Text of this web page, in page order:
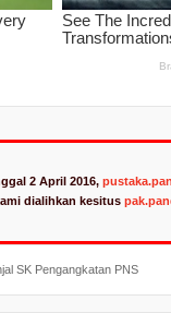
2 April 2016,
dialihkan kesitus
SK Pengangkatan PNS